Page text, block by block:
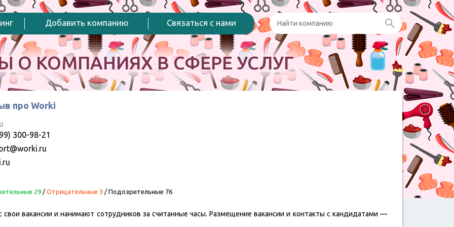
Добавить компанию Связаться с нами
О КОМПАНИЯХ В СФЕРЕ УСЛУГ
про Worki
300-98-21
29/ Отрицательные 3 / Подозрительные 76
вакансии и нанимают сотрудников за считанные часы. Размещение вакансии и контакты с кандидатами —